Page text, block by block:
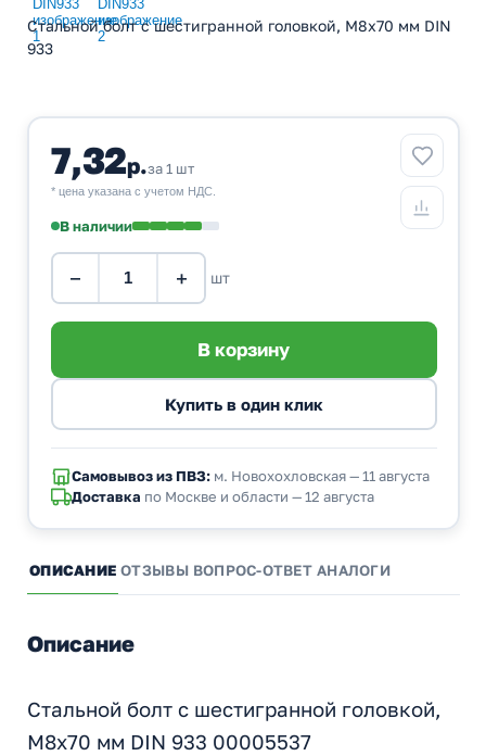
Стальной болт с шестигранной головкой, M8x70 мм DIN
933
7,32р.за 1 шт
* цена указана с учетом НДС.
В наличии
− + шт
Самовывоз из ПВЗ:м. Новохохловская — 11 августа
Доставка по Москве и области — 12 августа
ОПИСАНИЕ ОТЗЫВЫ ВОПРОС-ОТВЕТ АНАЛОГИ
Описание
Стальной болт с шестигранной головкой,
M8x70 мм DIN 933 00005537